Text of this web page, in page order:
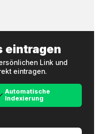
eintragen
Link und
eintragen.
Automatische
Indexierung